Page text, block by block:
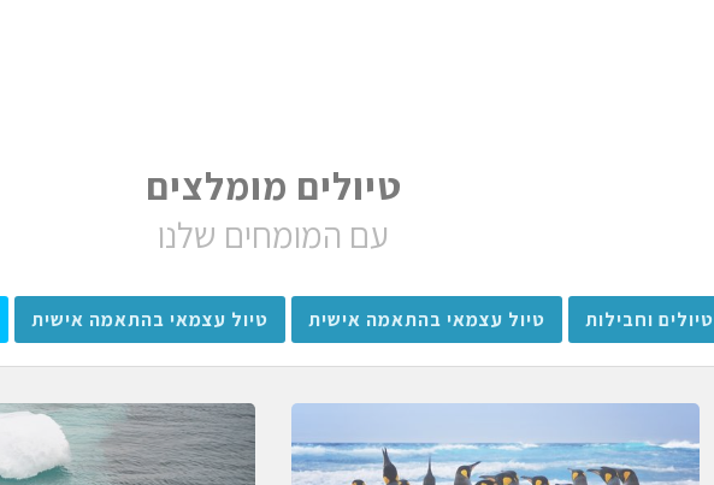
טיולים מומלצים
עם המומחים שלנו
טיולים וחבילות טיול עצמאי בהתאמה אישית טיול עצמאי בהתאמה אישית